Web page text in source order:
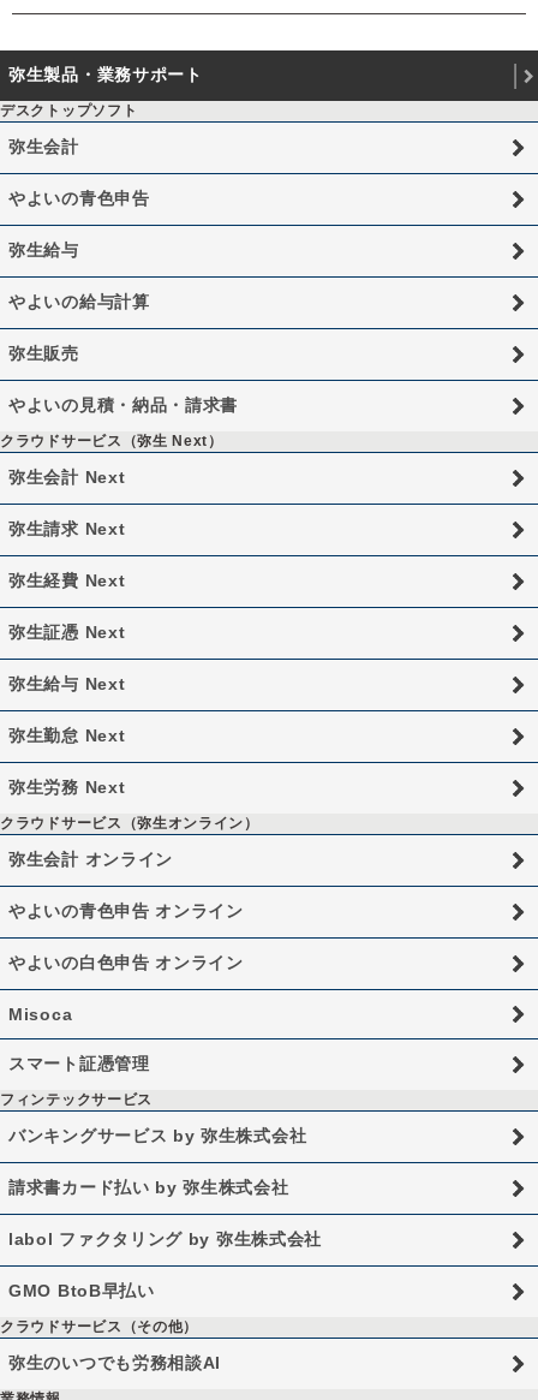
弥生製品・業務サポート
デスクトップソフト
弥生会計
やよいの青色申告
弥生給与
やよいの給与計算
弥生販売
やよいの見積・納品・請求書
クラウドサービス（弥生 Next）
弥生会計 Next
弥生請求 Next
弥生経費 Next
弥生証憑 Next
弥生給与 Next
弥生勤怠 Next
弥生労務 Next
クラウドサービス（弥生オンライン）
弥生会計 オンライン
やよいの青色申告 オンライン
やよいの白色申告 オンライン
Misoca
スマート証憑管理
フィンテックサービス
バンキングサービス by 弥生株式会社
請求書カード払い by 弥生株式会社
labol ファクタリング by 弥生株式会社
GMO BtoB早払い
クラウドサービス（その他）
弥生のいつでも労務相談AI